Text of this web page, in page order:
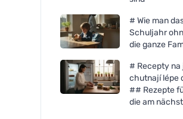
# Wie man
Schuljahr
die ganze
# Recepty na
chutnají lépe
## Rezepte
die am